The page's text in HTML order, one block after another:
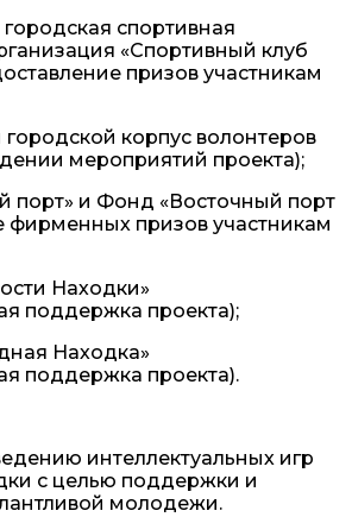
спортивная
«Спортивный клуб
призов участникам
корпус волонтеров
мероприятий проекта);
порт» и Фонд «Восточный порт
фирменных призов участникам
Находки»
поддержка проекта);
Находка»
поддержка проекта).
интеллектуальных игр
с целью поддержки и
молодежи.